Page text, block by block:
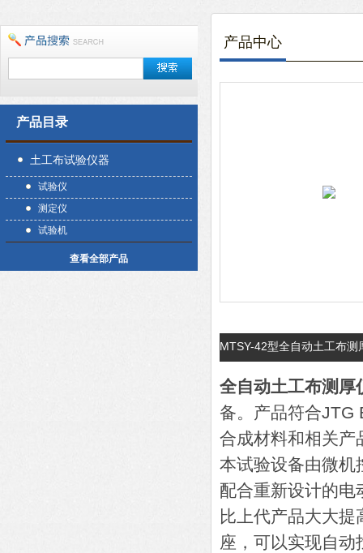
产品目录
土工布试验仪器
试验仪
测定仪
试验机
查看全部产品
产品中心
MTSY-42型全自动土工布测
全自动土工布测厚
备。产品符合JTG
合成材料和相关产
本试验设备由微机
配合重新设计的电
比上代产品大大
座，可以实现自